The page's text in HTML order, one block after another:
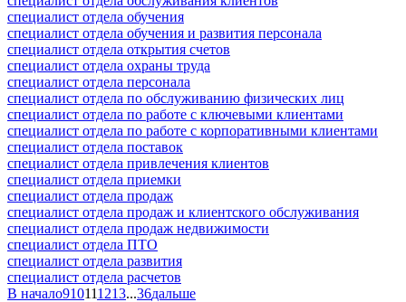
специалист отдела обучения
специалист отдела обучения и развития персонала
специалист отдела открытия счетов
специалист отдела охраны труда
специалист отдела персонала
специалист отдела по обслуживанию физических лиц
специалист отдела по работе с ключевыми клиентами
специалист отдела по работе с корпоративными клиентами
специалист отдела поставок
специалист отдела привлечения клиентов
специалист отдела приемки
специалист отдела продаж
специалист отдела продаж и клиентского обслуживания
специалист отдела продаж недвижимости
специалист отдела ПТО
специалист отдела развития
специалист отдела расчетов
В начало910111213...36дальше